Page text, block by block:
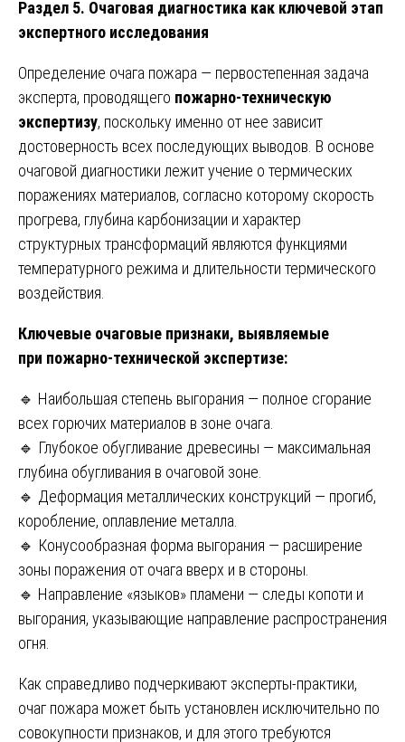
Раздел 5. Очаговая диагностика как ключевой этап
экспертного исследования
Определение очага пожара — первостепенная задача
эксперта, проводящего пожарно-техническую
экспертизу, поскольку именно от нее зависит
достоверность всех последующих выводов. В основе
очаговой диагностики лежит учение о термических
поражениях материалов, согласно которому скорость
прогрева, глубина карбонизации и характер
структурных трансформаций являются функциями
температурного режима и длительности термического
воздействия.
Ключевые очаговые признаки, выявляемые
при пожарно-технической экспертизе:
🔹 Наибольшая степень выгорания — полное сгорание
всех горючих материалов в зоне очага.
🔹 Глубокое обугливание древесины — максимальная
глубина обугливания в очаговой зоне.
🔹 Деформация металлических конструкций — прогиб,
коробление, оплавление металла.
🔹 Конусообразная форма выгорания — расширение
зоны поражения от очага вверх и в стороны.
🔹 Направление «языков» пламени — следы копоти и
выгорания, указывающие направление распространения
огня.
Как справедливо подчеркивают эксперты-практики,
очаг пожара может быть установлен исключительно по
совокупности признаков, и для этого требуются